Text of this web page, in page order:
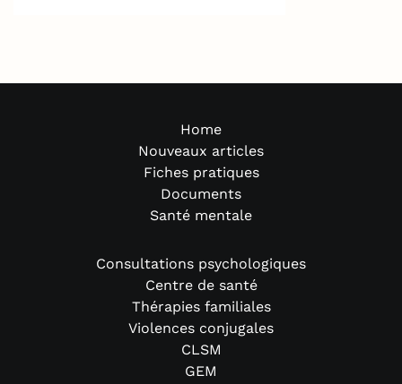
Home
Nouveaux articles
Fiches pratiques
Documents
Santé mentale
Consultations psychologiques
Centre de santé
Thérapies familiales
Violences conjugales
CLSM
GEM